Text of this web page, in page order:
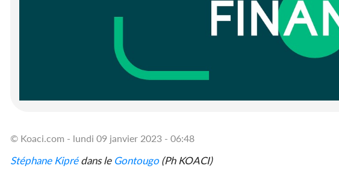
© Koaci.com - lundi 09 janvier 2023 - 06:48
Stéphane Kiprédans le Gontougo(Ph KOACI)